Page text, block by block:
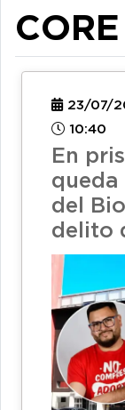
CORE
23/07/
10:40
En
queda
del
delito